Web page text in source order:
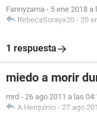
Fannyzama - 5 ene 2018 a
RebecaSoraya20 - 20
1 respuesta
miedo a morir
mrd - 26 ago 2011 a las
A.Herquinio - 27 ago